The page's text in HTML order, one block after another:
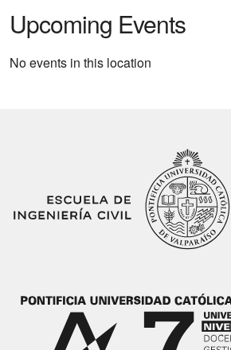
Upcoming Events
No events in this location